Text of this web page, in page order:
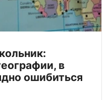
в
ошибиться